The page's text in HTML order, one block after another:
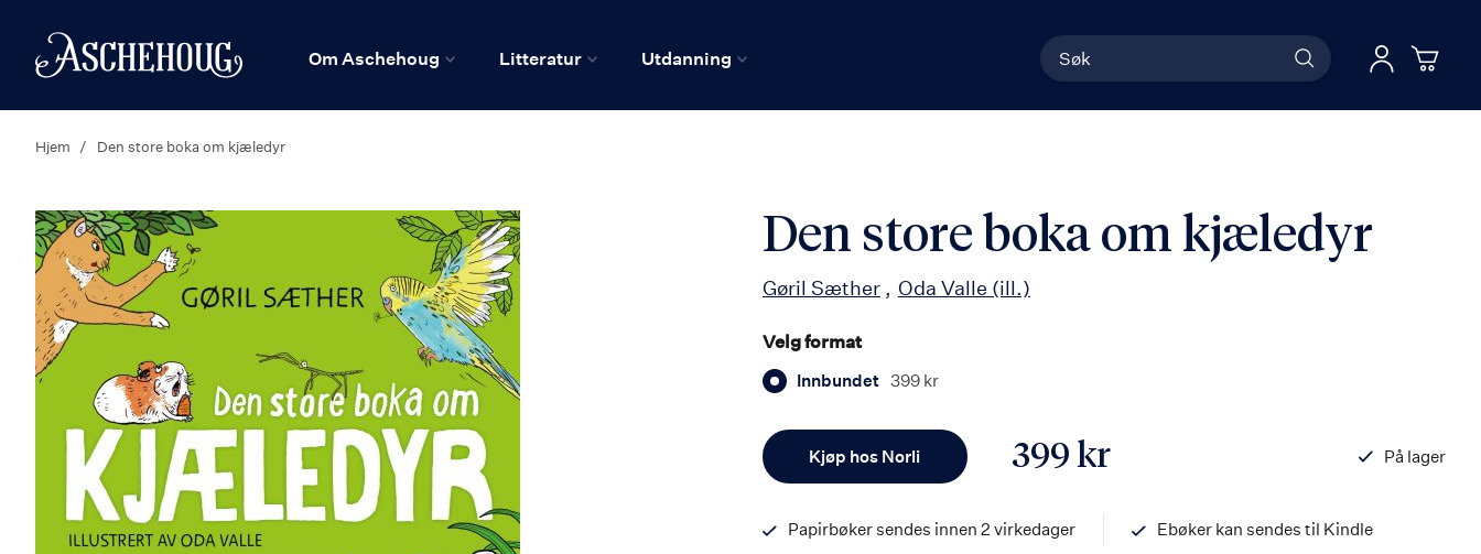
Hjem
Om Aschehoug Litteratur Utdanning
Søk Logg
Hjem Den store boka om kjæledyr
Den store boka om kjæledyr
Gøril Sæther Oda Valle (ill.)
Velg format
Innbundet 399 kr
Kjøp hos Norli 399 kr
På lager
Papirbøker sendes innen 2 virkedager
Ebøker kan sendes til Kindle